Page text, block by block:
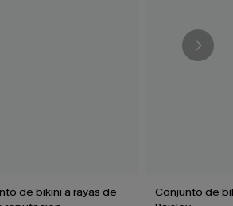
de bikini a rayas de
Conjunto de